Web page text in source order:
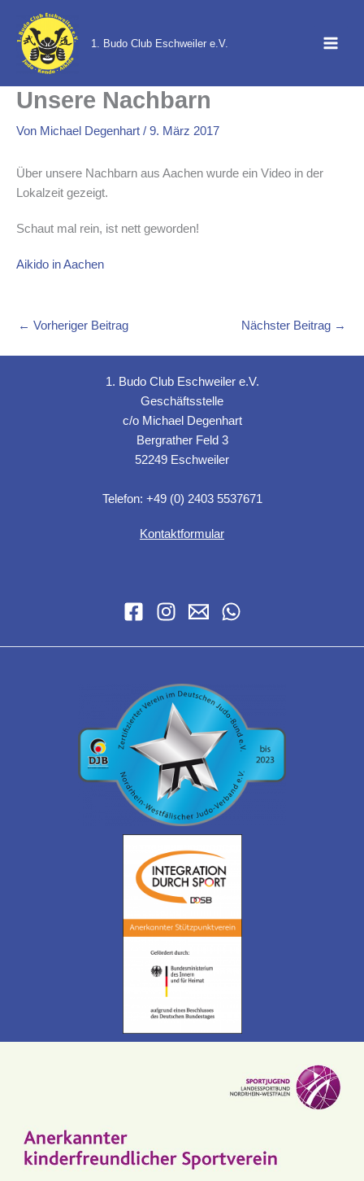
Inhalt
springen
1. Budo Club Eschweiler e.V.
Unsere Nachbarn
Von Michael Degenhart / 9. März 2017
Über unsere Nachbarn aus Aachen wurde ein Video in der
Lokalzeit gezeigt.
Schaut mal rein, ist nett geworden!
Aikido in Aachen
← Vorheriger Beitrag Nächster Beitrag →
1. Budo Club Eschweiler e.V.
Geschäftsstelle
c/o Michael Degenhart
Bergrather Feld 3
52249 Eschweiler
Telefon: +49 (0) 2403 5537671
Kontaktformular